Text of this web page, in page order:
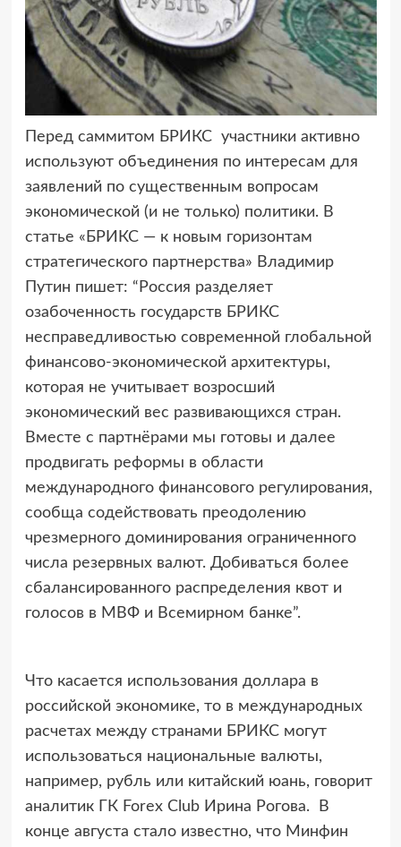
Перед саммитом БРИКС участники активно
используют объединения по интересам для
заявлений по существенным вопросам
экономической (и не только) политики. В
статье «БРИКС — к новым горизонтам
стратегического партнерства» Владимир
Путин пишет: “Россия разделяет
озабоченность государств БРИКС
несправедливостью современной глобальной
финансово-экономической архитектуры,
которая не учитывает возросший
экономический вес развивающихся стран.
Вместе с партнёрами мы готовы и далее
продвигать реформы в области
международного финансового регулирования,
сообща содействовать преодолению
чрезмерного доминирования ограниченного
числа резервных валют. Добиваться более
сбалансированного распределения квот и
голосов в МВФ и Всемирном банке”.
Что касается использования доллара в
российской экономике, то в международных
расчетах между странами БРИКС могут
использоваться национальные валюты,
например, рубль или китайский юань, говорит
аналитик ГК Forex Club Ирина Рогова. В
конце августа стало известно, что Минфин